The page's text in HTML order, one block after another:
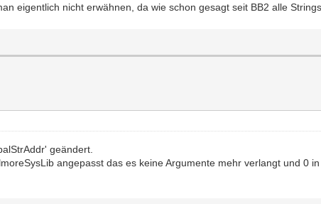
eigentlich nicht erwähnen, da wie schon gesagt seit BB2 alle
geändert.
angepasst das es keine Argumente mehr verlangt und 0